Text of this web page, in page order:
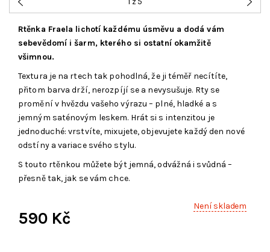
Rtěnka Fraela lichotí každému úsměvu a dodá vám
sebevědomí i šarm, kterého si ostatní okamžitě
všimnou.
Textura je na rtech tak pohodlná, že ji téměř necítíte,
přitom barva drží, nerozpíjí se a nevysušuje. Rty se
promění v hvězdu vašeho výrazu – plné, hladké a s
jemným saténovým leskem. Hrát si s intenzitou je
jednoduché: vrstvíte, mixujete, objevujete každý den nové
odstíny a variace svého stylu.
S touto rtěnkou můžete být jemná, odvážná i svůdná –
přesně tak, jak se vám chce.
Není skladem
590 Kč